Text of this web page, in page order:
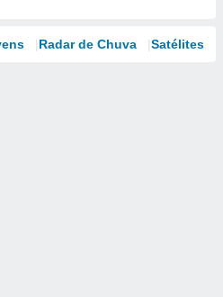
Radar de Chuva Satélites